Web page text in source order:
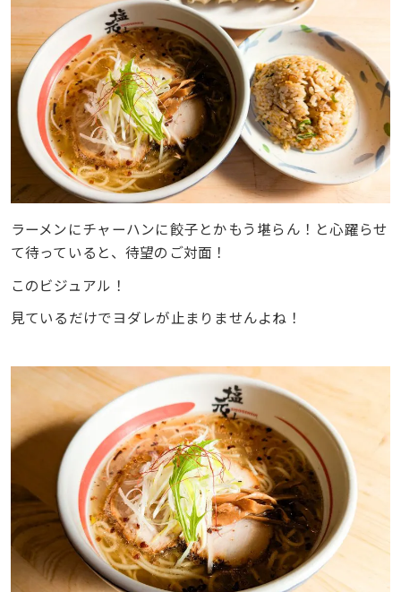
ラーメンにチャーハンに餃子とかもう堪らん！と心躍らせ
て待っていると、待望のご対面！
このビジュアル！
見ているだけでヨダレが止まりませんよね！